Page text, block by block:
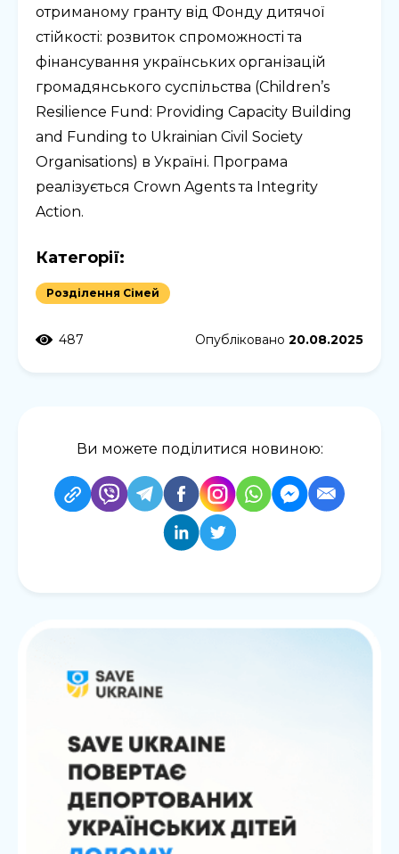
отриманому гранту від Фонду дитячої
стійкості: розвиток спроможності та
фінансування українських організацій
громадянського суспільства (Children’s
Resilience Fund: Providing Capacity Building
and Funding to Ukrainian Civil Society
Organisations) в Україні. Програма
реалізується Crown Agents та Integrity
Action.
Категорії:
Розділення Сімей
487 Опубліковано 20.08.2025
Ви можете поділитися новиною: